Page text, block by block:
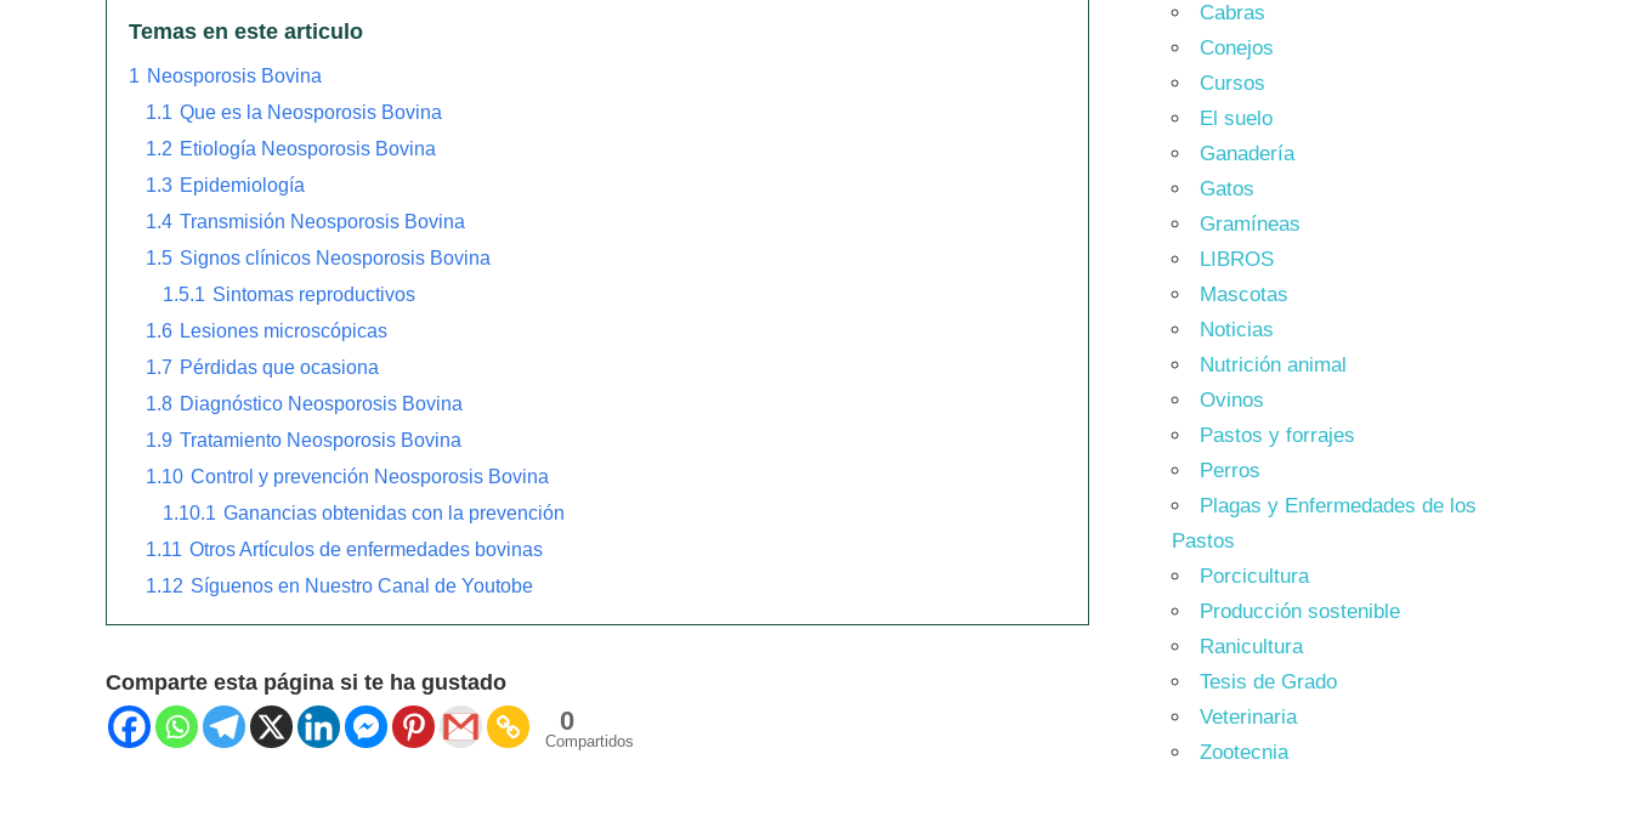
Temas en este articulo
1 Neosporosis Bovina
1.1 Que es la Neosporosis Bovina
1.2 Etiología Neosporosis Bovina
1.3 Epidemiología
1.4 Transmisión Neosporosis Bovina
1.5 Signos clínicos Neosporosis Bovina
1.5.1 Sintomas reproductivos
1.6 Lesiones microscópicas
1.7 Pérdidas que ocasiona
1.8 Diagnóstico Neosporosis Bovina
1.9 Tratamiento Neosporosis Bovina
1.10 Control y prevención Neosporosis Bovina
1.10.1 Ganancias obtenidas con la prevención
1.11 Otros Artículos de enfermedades bovinas
1.12 Síguenos en Nuestro Canal de Youtobe
Comparte esta página si te ha gustado
0
Compartidos
Cabras
Conejos
Cursos
El suelo
Ganadería
Gatos
Gramíneas
LIBROS
Mascotas
Noticias
Nutrición animal
Ovinos
Pastos y forrajes
Perros
Plagas y Enfermedades de los
Pastos
Porcicultura
Producción sostenible
Ranicultura
Tesis de Grado
Veterinaria
Zootecnia